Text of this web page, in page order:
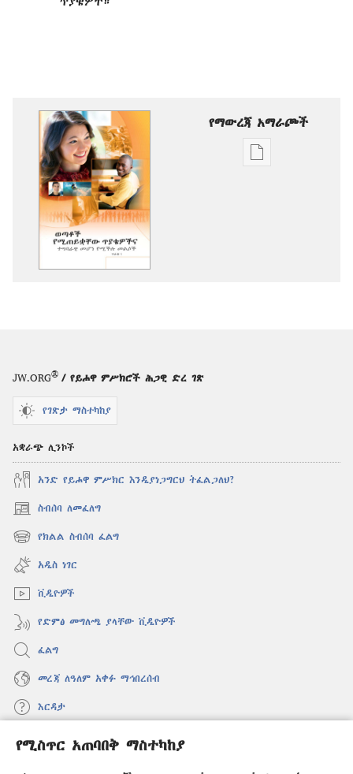
የሚስጥር አጠባበቅ ማስተካከያ
የማውረጃ አማራጮች
የሕትመት
JW.ORG® / የይሖዋ ምሥክሮች ሕጋዊ ድረ ገጽ
የገጽታ ማስተካከያ
አቋራጭ ሊንኮች
አንድ የይሖዋ ምሥክር እንዲያነጋግርህ ትፈልጋለህ?
ስብሰባ ለመፈለግ
(አዲስ
ዊንዶው
ክፈት)
የክልል ስብሰባ ፈልግ
(አዲስ
ዊንዶው
ክፈት)
አዲስ ነገር
ቪዲዮዎች
የድምፅ መግለጫ ያላቸው ቪዲዮዎች
ፈልግ
መረጃ ለዓለም አቀፉ ማኅበረሰብ
እርዳታ
መዋጮዎች
(አዲስ